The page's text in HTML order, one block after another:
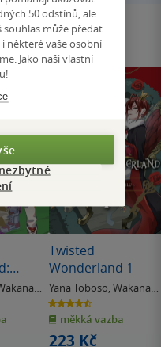
3
Twisted
Wonderland 1
Yana Toboso, Wakana
Hazuki
4.6
z
5
hvězdiček
měkká vazba
223 Kč
50 odstínů, ale
souhlas může předat
některé vaše osobní
Jako naši vlastní